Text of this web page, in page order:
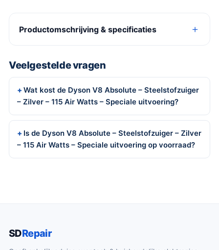
Productomschrijving & specificaties
Veelgestelde vragen
Wat kost de Dyson V8 Absolute – Steelstofzuiger
– Zilver – 115 Air Watts – Speciale uitvoering?
Is de Dyson V8 Absolute – Steelstofzuiger – Zilver
– 115 Air Watts – Speciale uitvoering op voorraad?
SDRepair